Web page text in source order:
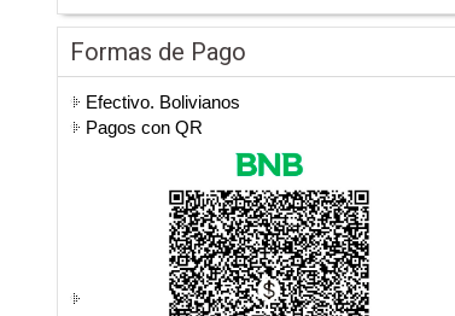
Formas de Pago
Efectivo. Bolivianos
Pagos con QR